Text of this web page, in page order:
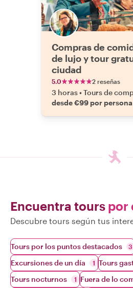
Compras de
de lujo y tour
ciudad
5.0 2 reseñas
3 horas•Tours de
desde €99 por persona
Encuentra tours por
Descubre tours según tus
Tours por los puntos destacados 3
Excursiones de un día 1 Tours
Tours nocturnos 1 Fuera de lo